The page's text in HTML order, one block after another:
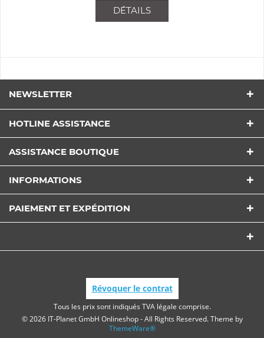
DÉTAILS
NEWSLETTER
HOTLINE ASSISTANCE
ASSISTANCE BOUTIQUE
INFORMATIONS
PAIEMENT ET EXPÉDITION
Révoquer le contrat
Tous les prix sont indiqués TVA légale comprise.
© 2026 IT-Planet GmbH Onlineshop - All Rights Reserved. Theme by
ThemeWare®